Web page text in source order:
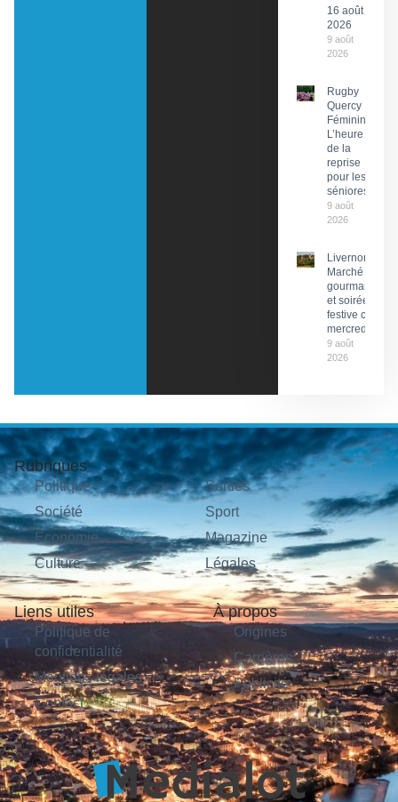
16 août
2026
9 août
2026
Rugby
Quercy
Féminin :
L’heure
de la
reprise
pour les
séniores
9 août
2026
Livernon :
Marché
gourmand
et soirée
festive ce
mercredi
9 août
2026
Rubriques
Politique
Société
Économie
Culture
Sorties
Sport
Magazine
Légales
Liens utiles
Politique de
confidentialité
Mentions légales
Contact
À propos
Origines
Carrières
Publicité